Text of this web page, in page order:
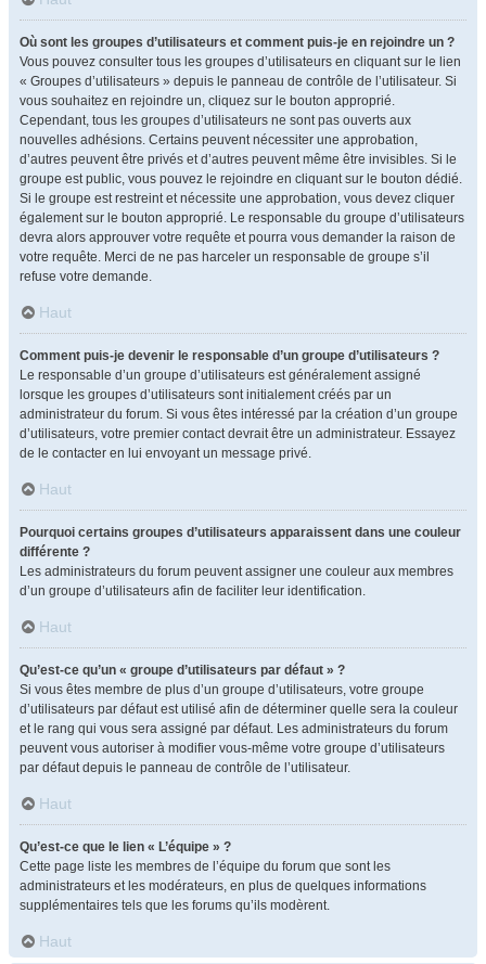
Où sont les groupes d’utilisateurs et comment puis-je en rejoindre un ?
Vous pouvez consulter tous les groupes d’utilisateurs en cliquant sur le lien
« Groupes d’utilisateurs » depuis le panneau de contrôle de l’utilisateur. Si
vous souhaitez en rejoindre un, cliquez sur le bouton approprié.
Cependant, tous les groupes d’utilisateurs ne sont pas ouverts aux
nouvelles adhésions. Certains peuvent nécessiter une approbation,
d’autres peuvent être privés et d’autres peuvent même être invisibles. Si le
groupe est public, vous pouvez le rejoindre en cliquant sur le bouton dédié.
Si le groupe est restreint et nécessite une approbation, vous devez cliquer
également sur le bouton approprié. Le responsable du groupe d’utilisateurs
devra alors approuver votre requête et pourra vous demander la raison de
votre requête. Merci de ne pas harceler un responsable de groupe s’il
refuse votre demande.
Haut
Comment puis-je devenir le responsable d’un groupe d’utilisateurs ?
Le responsable d’un groupe d’utilisateurs est généralement assigné
lorsque les groupes d’utilisateurs sont initialement créés par un
administrateur du forum. Si vous êtes intéressé par la création d’un groupe
d’utilisateurs, votre premier contact devrait être un administrateur. Essayez
de le contacter en lui envoyant un message privé.
Haut
Pourquoi certains groupes d’utilisateurs apparaissent dans une couleur
différente ?
Les administrateurs du forum peuvent assigner une couleur aux membres
d’un groupe d’utilisateurs afin de faciliter leur identification.
Haut
Qu’est-ce qu’un « groupe d’utilisateurs par défaut » ?
Si vous êtes membre de plus d’un groupe d’utilisateurs, votre groupe
d’utilisateurs par défaut est utilisé afin de déterminer quelle sera la couleur
et le rang qui vous sera assigné par défaut. Les administrateurs du forum
peuvent vous autoriser à modifier vous-même votre groupe d’utilisateurs
par défaut depuis le panneau de contrôle de l’utilisateur.
Haut
Qu’est-ce que le lien « L’équipe » ?
Cette page liste les membres de l’équipe du forum que sont les
administrateurs et les modérateurs, en plus de quelques informations
supplémentaires tels que les forums qu’ils modèrent.
Haut